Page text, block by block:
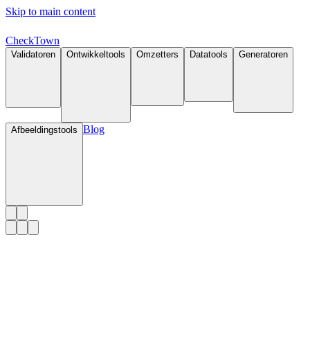
Skip to main content
CheckTown
Validatoren Ontwikkeltools Omzetters Datatools Generatoren
Afbeeldingstools Blog